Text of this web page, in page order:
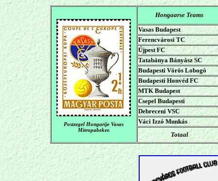
Postzegel Hongarije Vasas
Mitropabeker.
Hongaarse Teams
Vasas Budapest
Ferencvárosi TC
Újpest FC
Tatabánya Bányász SC
Budapesti Vörös Lobogó
Budapesti Honvéd FC
MTK Budapest
Csepel Budapesti
Debreceni VSC
VáciIzzóMunkás
Totaal